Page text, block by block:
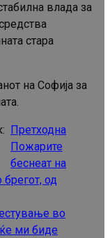
влада за
стара
на Софија за
Претходна
Пожарите
беснеат на
брегот, од
во
ми биде